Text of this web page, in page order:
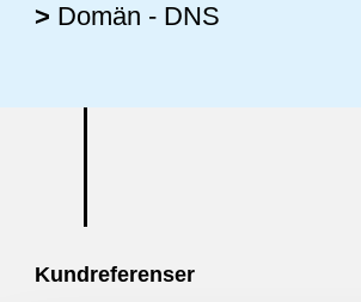
> Domän - DNS
Kundreferenser